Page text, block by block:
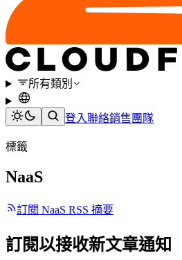
所有類別
登入聯絡銷售團隊
標籤
NaaS
訂閱 NaaS RSS 摘要
訂閱以接收新文章通知